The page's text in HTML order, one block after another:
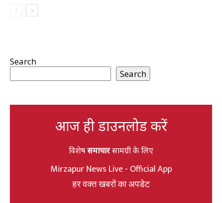
Search
Search
आज ही डाउनलोड करें
विशेषसमाचारसामग्री के लिए
Mirzapur News Live - Official App
हर वक्त खबरों का अपडेट